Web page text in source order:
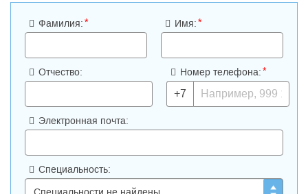
Фамилия:* Имя:*
Отчество: Номер телефона:*
+7
Электронная почта:
Специальность: